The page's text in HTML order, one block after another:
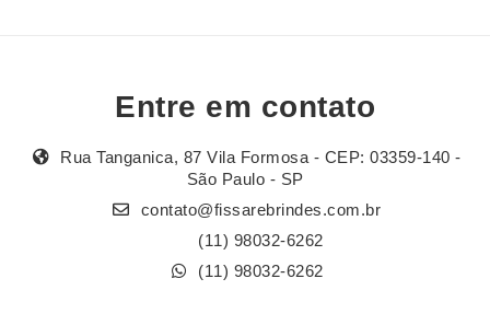
Entre em contato
Rua Tanganica, 87 Vila Formosa - CEP: 03359-140 -
São Paulo - SP
contato@fissarebrindes.com.br
(11) 98032-6262
(11) 98032-6262